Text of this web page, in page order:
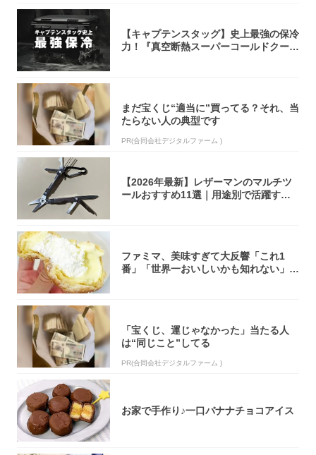
【キャプテンスタッグ】史上最強の保冷
力！『真空断熱スーパーコールドクーラ
まだ宝くじ“適当に”買ってる？それ、当
たらない人の典型です
PR(合同会社デジタルファーム )
【2026年最新】レザーマンのマルチツ
ールおすすめ11選｜用途別で活躍する
ファミマ、美味すぎて大反響「これ1
番」「世界一おいしいかも知れない」
「宝くじ、運じゃなかった」当たる人
は“同じこと”してる
PR(合同会社デジタルファーム )
お家で手作り♪一口バナナチョコアイス